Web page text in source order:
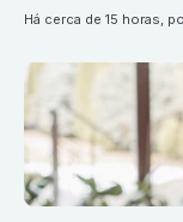
há cerca de 15 horas,